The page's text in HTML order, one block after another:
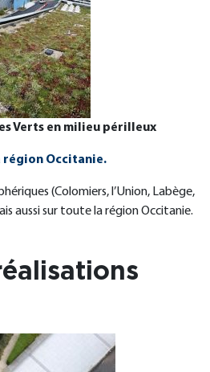
Verts en milieu périlleux
région Occitanie.
(Colomiers, l’Union, Labège,
aussi sur toute la région Occitanie.